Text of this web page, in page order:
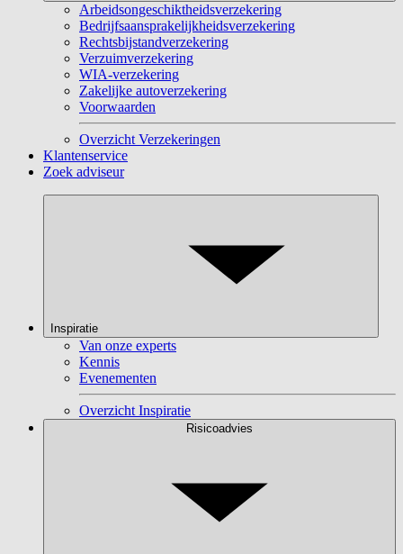
Arbeidsongeschiktheidsverzekering
Bedrijfsaansprakelijkheidsverzekering
Rechtsbijstandverzekering
Verzuimverzekering
WIA-verzekering
Zakelijke autoverzekering
Voorwaarden
Overzicht Verzekeringen
Klantenservice
Zoek adviseur
Inspiratie
Van onze experts
Kennis
Evenementen
Overzicht Inspiratie
Risicoadvies